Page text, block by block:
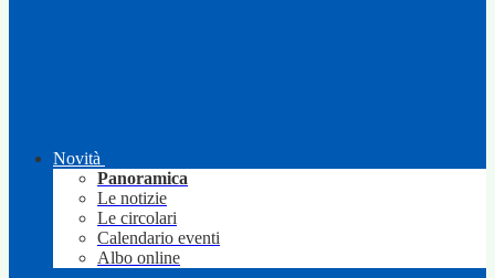
Novità
Panoramica
Le notizie
Le circolari
Calendario eventi
Albo online